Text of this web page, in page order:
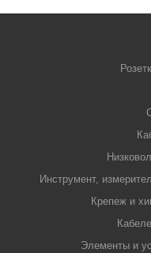
Инструмент,
Крепеж и
Элементы и